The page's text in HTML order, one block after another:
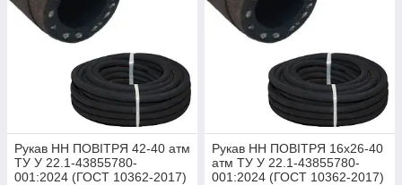
Рукав НН ПОВІТРЯ 42-40 атм
ТУ У 22.1-43855780-
001:2024 (ГОСТ 10362-2017)
Рукав НН ПОВІТРЯ 16х26-40
атм ТУ У 22.1-43855780-
001:2024 (ГОСТ 10362-2017)